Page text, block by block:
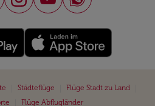
Städteflüge Flüge Stadt zu Land
Flüge Abflugländer